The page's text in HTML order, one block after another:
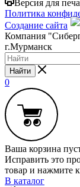
Версия для
Политика
Создание сайта
Компания
г.Мурманск
Найти
0
Ваша корзина
Исправить это
товар и нажмите
В каталог